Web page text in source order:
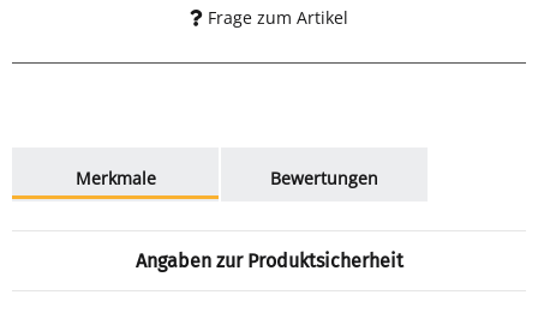
Frage zum Artikel
Merkmale
Bewertungen
Angaben zur Produktsicherheit